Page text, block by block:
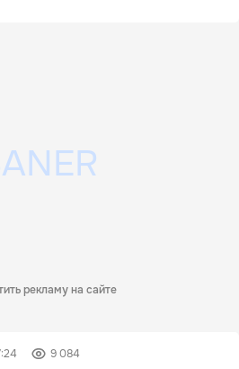
рекламу на сайте
9 084